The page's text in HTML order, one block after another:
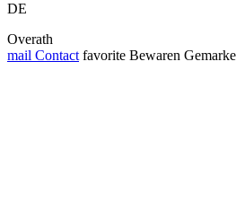
DE
Overath
mail Contact favorite Bewaren